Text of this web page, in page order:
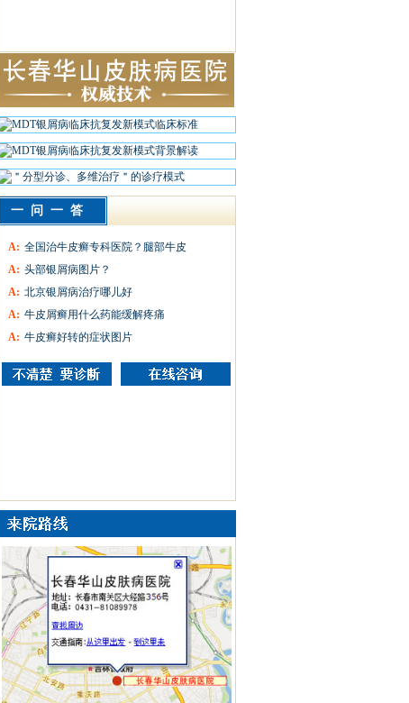
一问一答
A: 全国治牛皮癣专科医院？腿部牛皮
A: 头部银屑病图片？
A: 北京银屑病治疗哪儿好
A: 牛皮屑癣用什么药能缓解疼痛
A: 牛皮癣好转的症状图片